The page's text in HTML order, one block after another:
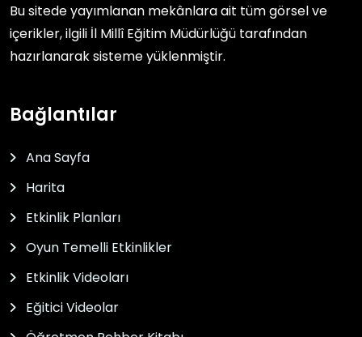
Bu sitede yayımlanan mekânlara ait tüm görsel ve
içerikler, ilgili İl Millî Eğitim Müdürlüğü tarafından
hazırlanarak sisteme yüklenmiştir.
Bağlantılar
Ana Sayfa
Harita
Etkinlik Planları
Oyun Temelli Etkinlikler
Etkinlik Videoları
Eğitici Videolar